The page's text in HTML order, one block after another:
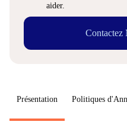
aider.
Contactez
Présentation Politiques